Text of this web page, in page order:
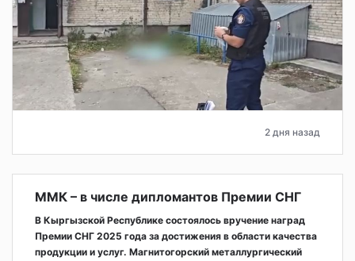
2 дня назад
ММК – в числе дипломантов Премии СНГ
В Кыргызской Республике состоялось вручение наград
Премии СНГ 2025 года за достижения в области качества
продукции и услуг. Магнитогорский металлургический